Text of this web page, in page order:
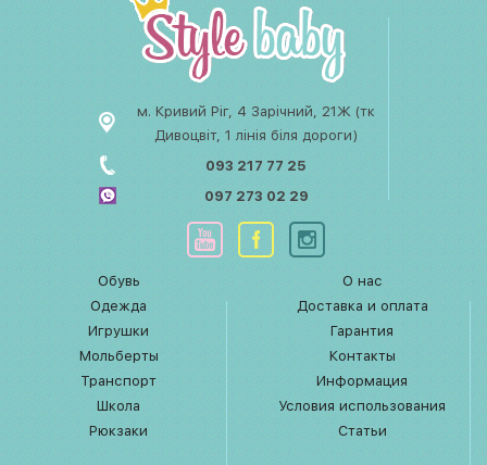
м. Кривий Ріг, 4 Зарічний, 21Ж (тк
Дивоцвіт, 1 лінія біля дороги)
093 217 77 25
097 273 02 29
Обувь
Одежда
Игрушки
Мольберты
Транспорт
Школа
Рюкзаки
О нас
Доставка и оплата
Гарантия
Контакты
Информация
Условия использования
Статьи